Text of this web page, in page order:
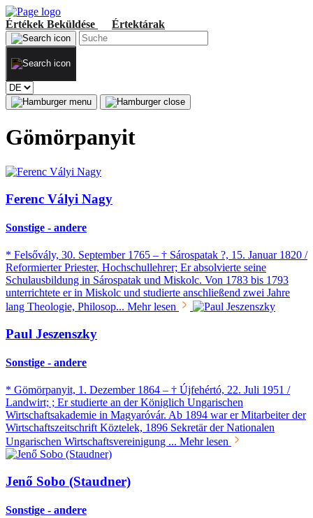
Értékek Beküldése Értektárak
Gömörpanyit
Ferenc Vályi Nagy
Sonstige - andere
* Felsővály, 30. September 1765 – † Sárospatak ?, 15. Januar 1820 /
Reformierter Priester, Hochschullehrer; Er absolvierte seine
Schulausbildung in Sárospatak und Miskolc. Von 1783 bis 1793
unterrichtete er in Miskolc und studierte anschließend zwei Jahre
lang Theologie, Philosop... Mehr lesen
Paul Jeszenszky
Sonstige - andere
* Gömörpanyit, 1. Dezember 1864 – † Újfehértó, 22. Juli 1951 /
Landwirt; ; Er studierte an der Königlich Ungarischen
Wirtschaftsakademie in Magyaróvár. Ab 1894 war er Mitarbeiter der
Wirtschaftszeitschrift Köztelek, 1896 Sekretär der Nationalen
Ungarischen Wirtschaftsvereinigung ... Mehr lesen
Jenő Sobo (Staudner)
Sonstige - andere